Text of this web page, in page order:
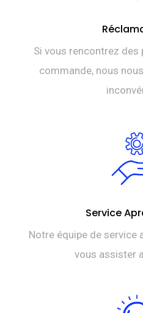
Si vous rencontrez
commande, nous
Service
Notre équipe de service
vous assister